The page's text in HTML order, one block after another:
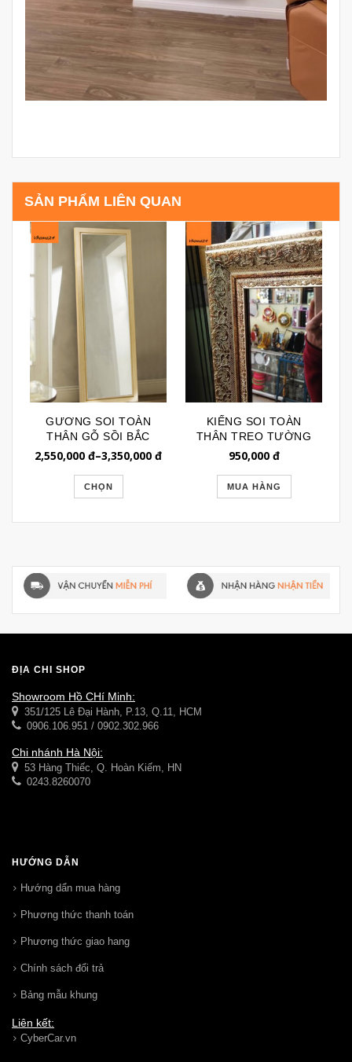
SẢN PHẨM LIÊN QUAN
GƯƠNG SOI TOÀN
THÂN GỖ SỒI BẮC
MỸ NHẬP KHẨU
2,550,000 đ–3,350,000 đ
CHỌN
KIẾNG SOI TOÀN
THÂN TREO TƯỜNG
KHUNG MẠ VÀNG
950,000đ
MUA HÀNG
ĐỊA CHỈ SHOP
Showroom Hồ CHí Minh:
351/125 Lê Đại Hành, P.13, Q.11, HCM
0906.106.951 / 0902.302.966
Chi nhánh Hà Nội:
53 Hàng Thiếc, Q. Hoàn Kiếm, HN
0243.8260070
HƯỚNG DẪN
Hướng dẩn mua hàng
Phương thức thanh toán
Phương thức giao hang
Chính sách đổi trả
Bảng mẫu khung
Liên kết:
CyberCar.vn